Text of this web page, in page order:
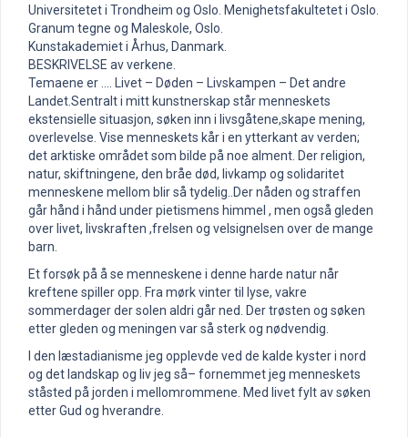
Universitetet i Trondheim og Oslo. Menighetsfakultetet i Oslo.
Granum tegne og Maleskole, Oslo.
Kunstakademiet i Århus, Danmark.
BESKRIVELSE av verkene.
Temaene er …. Livet – Døden – Livskampen – Det andre
Landet.Sentralt i mitt kunstnerskap står menneskets
ekstensielle situasjon, søken inn i livsgåtene,skape mening,
overlevelse. Vise menneskets kår i en ytterkant av verden;
det arktiske området som bilde på noe alment. Der religion,
natur, skiftningene, den bråe død, livkamp og solidaritet
menneskene mellom blir så tydelig..Der nåden og straffen
går hånd i hånd under pietismens himmel , men også gleden
over livet, livskraften ,frelsen og velsignelsen over de mange
barn.
Et forsøk på å se menneskene i denne harde natur når
kreftene spiller opp. Fra mørk vinter til lyse, vakre
sommerdager der solen aldri går ned. Der trøsten og søken
etter gleden og meningen var så sterk og nødvendig.
I den læstadianisme jeg opplevde ved de kalde kyster i nord
og det landskap og liv jeg så– fornemmet jeg menneskets
ståsted på jorden i mellomrommene. Med livet fylt av søken
etter Gud og hverandre.